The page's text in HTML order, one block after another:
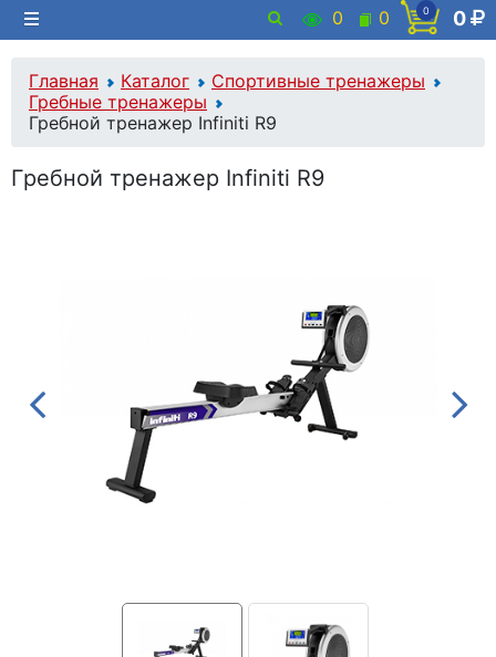
0 0 0 0
Главная Каталог
Спортивные тренажеры
Гребные тренажеры
Гребной тренажер Infiniti R9
Гребной тренажер Infiniti R9